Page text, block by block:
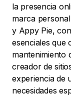
la presencia
marca
y Appy Pie,
esenciales que
mantenimiento
creador de
experiencia de
necesidades